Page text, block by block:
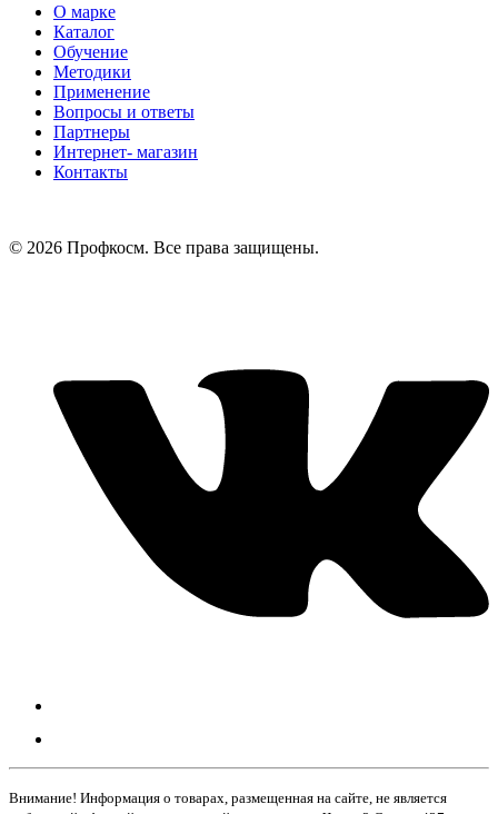
О марке
Каталог
Обучение
Методики
Применение
Вопросы и ответы
Партнеры
Интернет- магазин
Контакты
© 2026 Профкосм. Все права защищены.
Внимание! Информация о товарах, размещенная на сайте, не является